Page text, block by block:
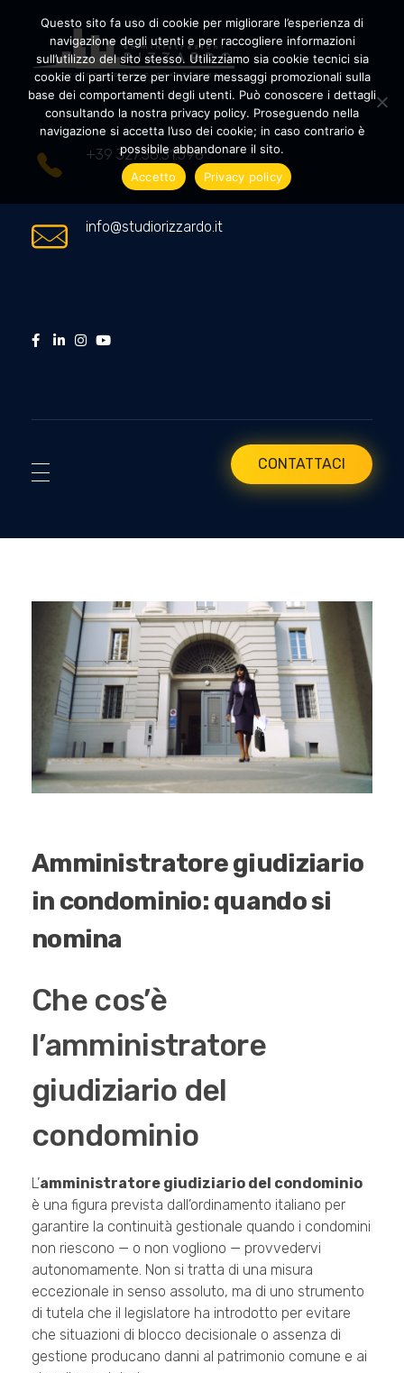
Amministrazioni Rizzardo
+39 327.36.31.598
info@studiorizzardo.it
CONTATTACI
Amministratore giudiziario
in condominio: quando si
nomina
Che cos’è
l’amministratore
giudiziario del
condominio
L’amministratore giudiziario del condominio
è una figura prevista dall’ordinamento italiano per
garantire la continuità gestionale quando i condomini
non riescono — o non vogliono — provvedervi
autonomamente. Non si tratta di una misura
eccezionale in senso assoluto, ma di uno strumento
di tutela che il legislatore ha introdotto per evitare
che situazioni di blocco decisionale o assenza di
gestione producano danni al patrimonio comune e ai
Questo sito fa uso di cookie per migliorare l’esperienza di
navigazione degli utenti e per raccogliere informazioni
sull’utilizzo del sito stesso. Utilizziamo sia cookie tecnici sia
cookie di parti terze per inviare messaggi promozionali sulla
base dei comportamenti degli utenti. Può conoscere i dettagli
consultando la nostra privacy policy. Proseguendo nella
navigazione si accetta l’uso dei cookie; in caso contrario è
possibile abbandonare il sito.
Accetto
Privacy policy